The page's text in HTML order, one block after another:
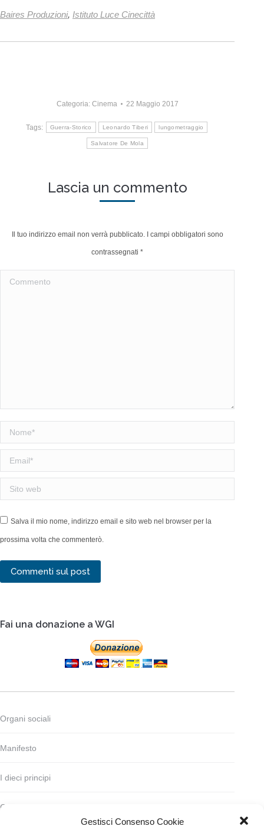
Gestisci Consenso Cookie
Baires Produzioni, Istituto Luce Cinecittà
Categoria: Cinema 22 Maggio 2017
Tags: Guerra-Storico Leonardo Tiberi lungometraggio
Salvatore De Mola
Lascia un commento
Il tuo indirizzo email non verrà pubblicato. I campi obbligatori sono
contrassegnati *
Commento
Nome *
Email *
Sito web
Salva il mio nome, indirizzo email e sito web nel browser per la
prossima volta che commenterò.
Commenti sul post
Fai una donazione a WGI
Organi sociali
Manifesto
I dieci principi
Codice deontologico